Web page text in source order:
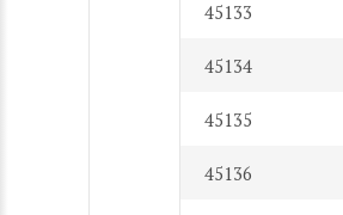
45133
45134
45135
45136